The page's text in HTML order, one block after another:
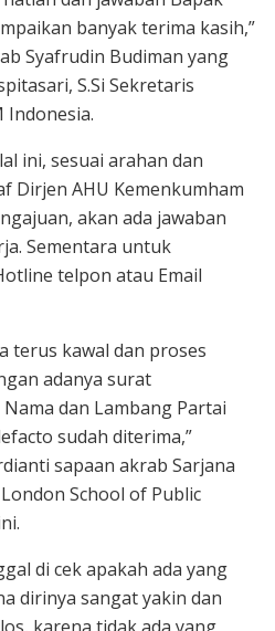
banyak terima kasih,”
Syafrudin Budiman yang
S.Si Sekretaris
Indonesia.
ini, sesuai arahan dan
Dirjen AHU Kemenkumham
akan ada jawaban
Sementara untuk
telpon atau Email
terus kawal dan proses
adanya surat
dan Lambang Partai
sudah diterima,”
sapaan akrab Sarjana
School of Public
di cek apakah ada yang
dirinya sangat yakin dan